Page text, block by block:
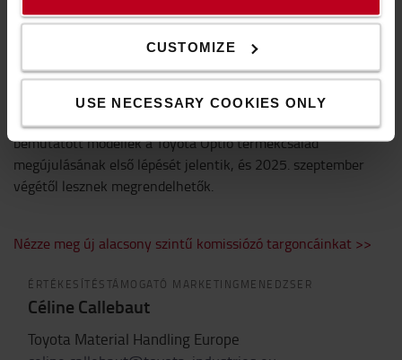
CUSTOMIZE
USE NECESSARY COOKIES ONLY
Ez az új alacsony emelésű komissiózó targoncasorozat új
árumozgatásban. A Toyota Material Handling Europe
továbbra is hű alapelveihez – biztonság, hatékonyság és
minőség –, és a vadonatúj Toyota Optio L-sorozattal új
szintre emeli az iparági teljesítményt és minőséget. A most
bemutatott modellek a Toyota Optio termékcsalád
megújulásának első lépését jelentik, és 2025. szeptember
végétől lesznek megrendelhetők.
Nézze meg új alacsony szintű komissiózó targoncáinkat >>
ÉRTÉKESÍTÉSTÁMOGATÓ MARKETINGMENEDZSER
Céline Callebaut
Toyota Material Handling Europe